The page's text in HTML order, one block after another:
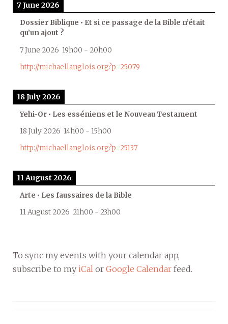
7 June 2026
Dossier Biblique • Et si ce passage de la Bible n’était
qu’un ajout ?
7 June 2026 19h00 - 20h00
http://michaellanglois.org?p=25079
18 July 2026
Yehi-Or • Les esséniens et le Nouveau Testament
18 July 2026 14h00 - 15h00
http://michaellanglois.org?p=25137
11 August 2026
Arte • Les faussaires de la Bible
11 August 2026 21h00 - 23h00
To sync my events with your calendar app,
subscribe to my iCal or Google Calendar feed.